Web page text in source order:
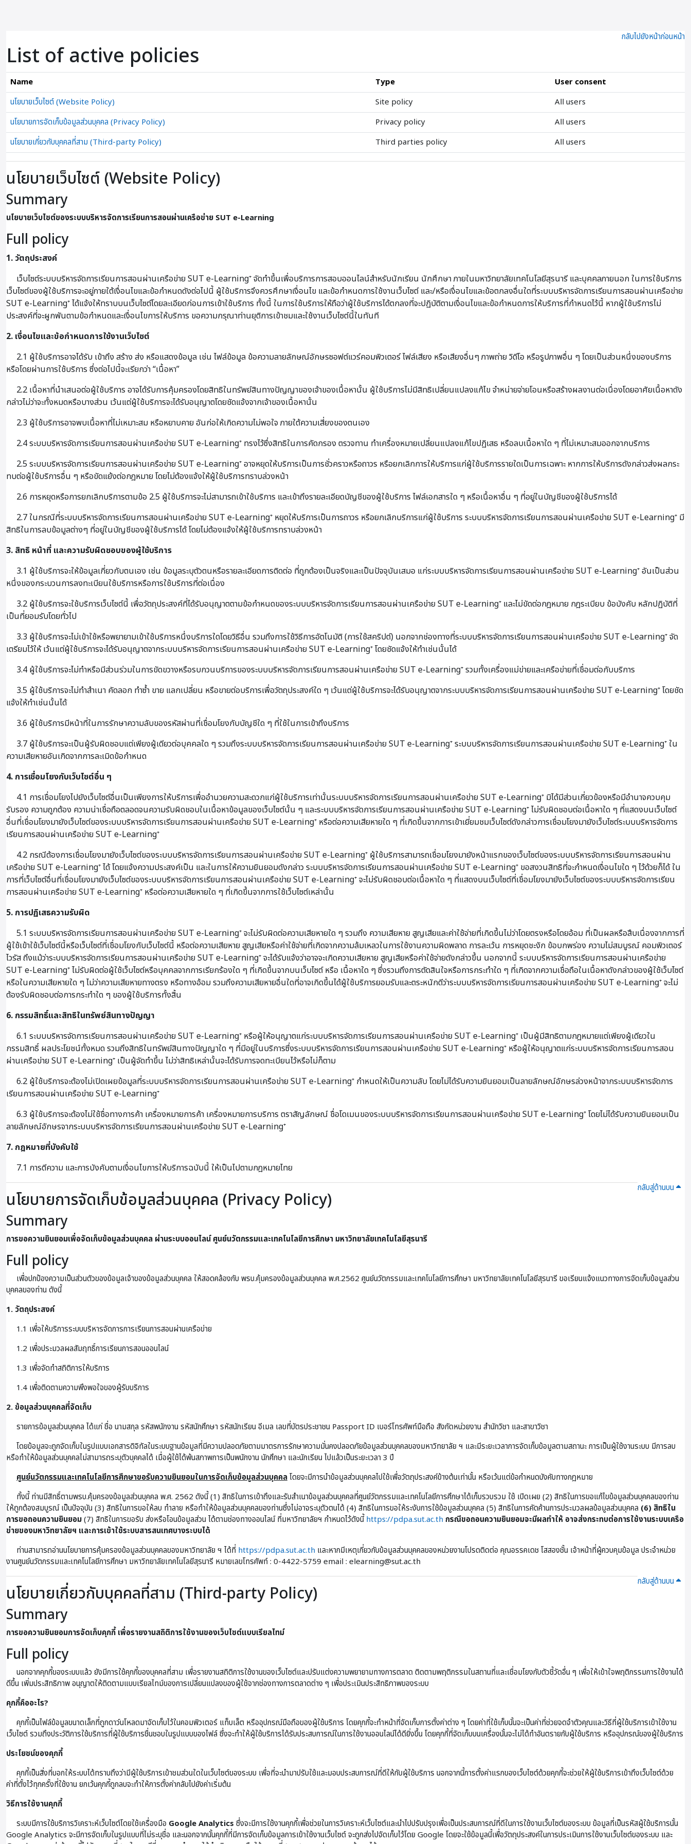
กลับไปยังหน้าก่อนหน้า
List of active policies
Name Type
User consent
นโยบายเว็บไซต์ (Website Policy)
Site policy
All users
นโยบายการจัดเก็บข้อมูลส่วนบุคคล (Privacy Policy)
Privacy policy
All users
นโยบายเกี่ยวกับบุคคลที่สาม (Third-party Policy)
Third parties policy All users
นโยบายเว็บไซต์ (Website Policy)
Summary
นโยบายเว็บไซต์ของระบบบริหารจัดการเรียนการสอนผ่านเครือข่าย SUT e-Learning
Full policy
1. วัตถุประสงค์
เว็บไซต์ระบบบริหารจัดการเรียนการสอนผ่านเครือข่าย SUT e-Learning⁺ จัดทำขึ้นเพื่อบริการการสอบออนไลน์สำหรับนักเรียน นักศึกษา ภายในมหาวิทยาลัยเทคโนโลยีสุรนารี และบุคคลภายนอก ในการใช้บริการ
เว็บไซต์ของผู้ใช้บริการจะอยู่ภายใต้เงื่อนไขและข้อกำหนดดังต่อไปนี้ ผู้ใช้บริการจึงควรศึกษาเงื่อนไข และข้อกำหนดการใช้งานเว็บไซต์ และ/หรือเงื่อนไขและข้อตกลงอื่นใดที่ระบบบริหารจัดการเรียนการสอนผ่านเครือข่าย
SUT e-Learning⁺ ได้แจ้งให้ทราบบนเว็บไซต์โดยละเอียดก่อนการเข้าใช้บริการ ทั้งนี้ ในการใช้บริการให้ถือว่าผู้ใช้บริการได้ตกลงที่จะปฏิบัติตามเงื่อนไขและข้อกำหนดการให้บริการที่กำหนดไว้นี้ หากผู้ใช้บริการไม่
ประสงค์ที่จะผูกพันตามข้อกำหนดและเงื่อนไขการให้บริการ ขอความกรุณาท่านยุติการเข้าชมและใช้งานเว็บไซต์นี้ในทันที
2. เงื่อนไขและข้อกำหนดการใช้งานเว็บไซต์
2.1 ผู้ใช้บริการอาจได้รับ เข้าถึง สร้าง ส่ง หรือแสดงข้อมูล เช่น ไฟล์ข้อมูล ข้อความลายลักษณ์อักษรซอฟต์แวร์คอมพิวเตอร์ ไฟล์เสียง หรือเสียงอื่นๆ ภาพถ่าย วิดีโอ หรือรูปภาพอื่น ๆ โดยเป็นส่วนหนึ่งของบริการ
หรือโดยผ่านการใช้บริการ ซึ่งต่อไปนี้จะเรียกว่า “เนื้อหา”
2.2 เนื้อหาที่นำเสนอต่อผู้ใช้บริการ อาจได้รับการคุ้มครองโดยสิทธิในทรัพย์สินทางปัญญาของเจ้าของเนื้อหานั้น ผู้ใช้บริการไม่มีสิทธิเปลี่ยนแปลงแก้ไข จำหน่ายจ่ายโอนหรือสร้างผลงานต่อเนื่องโดยอาศัยเนื้อหาดัง
กล่าวไม่ว่าจะทั้งหมดหรือบางส่วน เว้นแต่ผู้ใช้บริการจะได้รับอนุญาตโดยชัดแจ้งจากเจ้าของเนื้อหานั้น
2.3 ผู้ใช้บริการอาจพบเนื้อหาที่ไม่เหมาะสม หรือหยาบคาย อันก่อให้เกิดความไม่พอใจ ภายใต้ความเสี่ยงของตนเอง
2.4 ระบบบริหารจัดการเรียนการสอนผ่านเครือข่าย SUT e-Learning⁺ ทรงไว้ซึ่งสิทธิในการคัดกรอง ตรวจทาน ทำเครื่องหมายเปลี่ยนแปลงแก้ไขปฏิเสธ หรือลบเนื้อหาใด ๆ ที่ไม่เหมาะสมออกจากบริการ
2.5 ระบบบริหารจัดการเรียนการสอนผ่านเครือข่าย SUT e-Learning⁺ อาจหยุดให้บริการเป็นการชั่วคราวหรือถาวร หรือยกเลิกการให้บริการแก่ผู้ใช้บริการรายใดเป็นการเฉพาะ หากการให้บริการดังกล่าวส่งผลกระ
ทบต่อผู้ใช้บริการอื่น ๆ หรือขัดแย้งต่อกฎหมาย โดยไม่ต้องแจ้งให้ผู้ใช้บริการทราบล่วงหน้า
2.6 การหยุดหรือการยกเลิกบริการตามข้อ 2.5 ผู้ใช้บริการจะไม่สามารถเข้าใช้บริการ และเข้าถึงรายละเอียดบัญชีของผู้ใช้บริการ ไฟล์เอกสารใด ๆ หรือเนื้อหาอื่น ๆ ที่อยู่ในบัญชีของผู้ใช้บริการได้
2.7 ในกรณีที่ระบบบริหารจัดการเรียนการสอนผ่านเครือข่าย SUT e-Learning⁺ หยุดให้บริการเป็นการถาวร หรือยกเลิกบริการแก่ผู้ใช้บริการ ระบบบริหารจัดการเรียนการสอนผ่านเครือข่าย SUT e-Learning⁺ มี
สิทธิในการลบข้อมูลต่างๆ ที่อยู่ในบัญชีของผู้ใช้บริการได้ โดยไม่ต้องแจ้งให้ผู้ใช้บริการทราบล่วงหน้า
3. สิทธิ หน้าที่ และความรับผิดชอบของผู้ใช้บริการ
3.1 ผู้ใช้บริการจะให้ข้อมูลเกี่ยวกับตนเอง เช่น ข้อมูลระบุตัวตนหรือรายละเอียดการติดต่อ ที่ถูกต้องเป็นจริงและเป็นปัจจุบันเสมอ แก่ระบบบริหารจัดการเรียนการสอนผ่านเครือข่าย SUT e-Learning⁺ อันเป็นส่วน
หนึ่งของกระบวนการลงทะเบียนใช้บริการหรือการใช้บริการที่ต่อเนื่อง
3.2 ผู้ใช้บริการจะใช้บริการเว็บไซต์นี้ เพื่อวัตถุประสงค์ที่ได้รับอนุญาตตามข้อกำหนดของระบบบริหารจัดการเรียนการสอนผ่านเครือข่าย SUT e-Learning⁺ และไม่ขัดต่อกฎหมาย กฎระเบียบ ข้อบังคับ หลักปฏิบัติที่
เป็นที่ยอมรับโดยทั่วไป
3.3 ผู้ใช้บริการจะไม่เข้าใช้หรือพยายามเข้าใช้บริการหนึ่งบริการใดโดยวิธีอื่น รวมถึงการใช้วิธีการอัตโนมัติ (การใช้สคริปต์) นอกจากช่องทางที่ระบบบริหารจัดการเรียนการสอนผ่านเครือข่าย SUT e-Learning⁺ จัด
เตรียมไว้ให้ เว้นแต่ผู้ใช้บริการจะได้รับอนุญาตจากระบบบริหารจัดการเรียนการสอนผ่านเครือข่าย SUT e-Learning⁺ โดยชัดแจ้งให้ทำเช่นนั้นได้
3.4 ผู้ใช้บริการจะไม่ทำหรือมีส่วนร่วมในการขัดขวางหรือรบกวนบริการของระบบบริหารจัดการเรียนการสอนผ่านเครือข่าย SUT e-Learning⁺ รวมทั้งเครื่องแม่ข่ายและเครือข่ายที่เชื่อมต่อกับบริการ
3.5 ผู้ใช้บริการจะไม่ทำสำเนา คัดลอก ทำซ้ำ ขาย แลกเปลี่ยน หรือขายต่อบริการเพื่อวัตถุประสงค์ใด ๆ เว้นแต่ผู้ใช้บริการจะได้รับอนุญาตจากระบบบริหารจัดการเรียนการสอนผ่านเครือข่าย SUT e-Learning⁺ โดยชัด
แจ้งให้ทำเช่นนั้นได้
3.6 ผู้ใช้บริการมีหน้าที่ในการรักษาความลับของรหัสผ่านที่เชื่อมโยงกับบัญชีใด ๆ ที่ใช้ในการเข้าถึงบริการ
3.7 ผู้ใช้บริการจะเป็นผู้รับผิดชอบแต่เพียงผู้เดียวต่อบุคคลใด ๆ รวมถึงระบบบริหารจัดการเรียนการสอนผ่านเครือข่าย SUT e-Learning⁺ ระบบบริหารจัดการเรียนการสอนผ่านเครือข่าย SUT e-Learning⁺ ใน
ความเสียหายอันเกิดจากการละเมิดข้อกำหนด
4. การเชื่อมโยงกับเว็บไซต์อื่น ๆ
4.1 การเชื่อมโยงไปยังเว็บไซต์อื่นเป็นเพียงการให้บริการเพื่ออำนวยความสะดวกแก่ผู้ใช้บริการเท่านั้นระบบบริหารจัดการเรียนการสอนผ่านเครือข่าย SUT e-Learning⁺ มิได้มีส่วนเกี่ยวข้องหรือมีอำนาจควบคุม
รับรอง ความถูกต้อง ความน่าเชื่อถือตลอดจนความรับผิดชอบในเนื้อหาข้อมูลของเว็บไซต์นั้น ๆ และระบบบริหารจัดการเรียนการสอนผ่านเครือข่าย SUT e-Learning⁺ ไม่รับผิดชอบต่อเนื้อหาใด ๆ ที่แสดงบนเว็บไซต์
อื่นที่เชื่อมโยงมายังเว็บไซต์ของระบบบริหารจัดการเรียนการสอนผ่านเครือข่าย SUT e-Learning⁺ หรือต่อความเสียหายใด ๆ ที่เกิดขึ้นจากการเข้าเยี่ยมชมเว็บไซต์ดังกล่าวการเชื่อมโยงมายังเว็บไซต์ระบบบริหารจัดการ
เรียนการสอนผ่านเครือข่าย SUT e-Learning⁺
4.2 กรณีต้องการเชื่อมโยงมายังเว็บไซต์ของระบบบริหารจัดการเรียนการสอนผ่านเครือข่าย SUT e-Learning⁺ ผู้ใช้บริการสามารถเชื่อมโยงมายังหน้าแรกของเว็บไซต์ของระบบบริหารจัดการเรียนการสอนผ่าน
เครือข่าย SUT e-Learning⁺ ได้ โดยแจ้งความประสงค์เป็น และในการให้ความยินยอมดังกล่าว ระบบบริหารจัดการเรียนการสอนผ่านเครือข่าย SUT e-Learning⁺ ขอสงวนสิทธิที่จะกำหนดเงื่อนไขใด ๆ ไว้ด้วยก็ได้ ใน
การที่เว็บไซต์อื่นที่เชื่อมโยงมายังเว็บไซต์ของระบบบริหารจัดการเรียนการสอนผ่านเครือข่าย SUT e-Learning⁺ จะไม่รับผิดชอบต่อเนื้อหาใด ๆ ที่แสดงบนเว็บไซต์ที่เชื่อมโยงมายังเว็บไซต์ของระบบบริหารจัดการเรียน
การสอนผ่านเครือข่าย SUT e-Learning⁺ หรือต่อความเสียหายใด ๆ ที่เกิดขึ้นจากการใช้เว็บไซต์เหล่านั้น
5. การปฏิเสธความรับผิด
5.1 ระบบบริหารจัดการเรียนการสอนผ่านเครือข่าย SUT e-Learning⁺ จะไม่รับผิดต่อความเสียหายใด ๆ รวมถึง ความเสียหาย สูญเสียและค่าใช้จ่ายที่เกิดขึ้นไม่ว่าโดยตรงหรือโดยอ้อม ที่เป็นผลหรือสืบเนื่องจากการที่
ผู้ใช้เข้าใช้เว็บไซต์นี้หรือเว็บไซต์ที่เชื่อมโยงกับเว็บไซต์นี้ หรือต่อความเสียหาย สูญเสียหรือค่าใช้จ่ายที่เกิดจากความล้มเหลวในการใช้งานความผิดพลาด การละเว้น การหยุดชะงัก ข้อบกพร่อง ความไม่สมบูรณ์ คอมพิวเตอร์
ไวรัส ถึงแม้ว่าระบบบริหารจัดการเรียนการสอนผ่านเครือข่าย SUT e-Learning⁺ จะได้รับแจ้งว่าอาจจะเกิดความเสียหาย สูญเสียหรือค่าใช้จ่ายดังกล่าวขึ้น นอกจากนี้ ระบบบริหารจัดการเรียนการสอนผ่านเครือข่าย
SUT e-Learning⁺ ไม่รับผิดต่อผู้ใช้เว็บไซต์หรือบุคคลจากการเรียกร้องใด ๆ ที่เกิดขึ้นจากบนเว็บไซต์ หรือ เนื้อหาใด ๆ ซึ่งรวมถึงการตัดสินใจหรือการกระทำใด ๆ ที่เกิดจากความเชื่อถือในเนื้อหาดังกล่าวของผู้ใช้เว็บไซต์
หรือในความเสียหายใด ๆ ไม่ว่าความเสียหายทางตรง หรือทางอ้อม รวมถึงความเสียหายอื่นใดที่อาจเกิดขึ้นได้ผู้ใช้บริการยอมรับและตระหนักดีว่าระบบบริหารจัดการเรียนการสอนผ่านเครือข่าย SUT e-Learning⁺ จะไม่
ต้องรับผิดชอบต่อการกระทำใด ๆ ของผู้ใช้บริการทั้งสิ้น
6. กรรมสิทธิ์และสิทธิในทรัพย์สินทางปัญญา
6.1 ระบบบริหารจัดการเรียนการสอนผ่านเครือข่าย SUT e-Learning⁺ หรือผู้ให้อนุญาตแก่ระบบบริหารจัดการเรียนการสอนผ่านเครือข่าย SUT e-Learning⁺ เป็นผู้มีสิทธิตามกฎหมายแต่เพียงผู้เดียวใน
กรรมสิทธิ์ ผลประโยชน์ทั้งหมด รวมถึงสิทธิในทรัพย์สินทางปัญญาใด ๆ ที่มีอยู่ในบริการซึ่งระบบบริหารจัดการเรียนการสอนผ่านเครือข่าย SUT e-Learning⁺ หรือผู้ให้อนุญาตแก่ระบบบริหารจัดการเรียนการสอน
ผ่านเครือข่าย SUT e-Learning⁺ เป็นผู้จัดทำขึ้น ไม่ว่าสิทธิเหล่านั้นจะได้รับการจดทะเบียนไว้หรือไม่ก็ตาม
6.2 ผู้ใช้บริการจะต้องไม่เปิดเผยข้อมูลที่ระบบบริหารจัดการเรียนการสอนผ่านเครือข่าย SUT e-Learning⁺ กำหนดให้เป็นความลับ โดยไม่ได้รับความยินยอมเป็นลายลักษณ์อักษรล่วงหน้าจากระบบบริหารจัดการ
เรียนการสอนผ่านเครือข่าย SUT e-Learning⁺
6.3 ผู้ใช้บริการจะต้องไม่ใช้ชื่อทางการค้า เครื่องหมายการค้า เครื่องหมายการบริการ ตราสัญลักษณ์ ชื่อโดเมนของระบบบริหารจัดการเรียนการสอนผ่านเครือข่าย SUT e-Learning⁺ โดยไม่ได้รับความยินยอมเป็น
ลายลักษณ์อักษรจากระบบบริหารจัดการเรียนการสอนผ่านเครือข่าย SUT e-Learning⁺
7. กฎหมายที่บังคับใช้
7.1 การตีความ และการบังคับตามเงื่อนไขการให้บริการฉบับนี้ ให้เป็นไปตามกฎหมายไทย
กลับสู่ด้านบน
นโยบายการจัดเก็บข้อมูลส่วนบุคคล (Privacy Policy)
Summary
การขอความยินยอมเพื่อจัดเก็บข้อมูลส่วนบุคคล ผ่านระบบออนไลน์ศูนย์นวัตกรรมและเทคโนโลยีการศึกษา มหาวิทยาลัยเทคโนโลยีสุรนารี
Full policy
เพื่อปกป้องความเป็นส่วนตัวของข้อมูลเจ้าของข้อมูลส่วนบุคคล ให้สอดคล้องกับ พรบ.คุ้มครองข้อมูลส่วนบุคคล พ.ศ.2562 ศูนย์นวัตกรรมและเทคโนโลยีการศึกษา มหาวิทยาลัยเทคโนโลยีสุรนารี ขอเรียนแจ้งแนวทางการจัดเก็บข้อมูลส่วน
บุคคลของท่าน ดังนี้
1. วัตถุประสงค์
1.1 เพื่อให้บริการระบบบริหารจัดการการเรียนการสอนผ่านเครือข่าย
1.2 เพื่อประมวลผลสัมฤทธิ์การเรียนการสอนออนไลน์
1.3 เพื่อจัดทำสถิติการให้บริการ
1.4 เพื่อติดตามความพึงพอใจของผู้รับบริการ
2. ข้อมูลส่วนบุคคลที่จัดเก็บ
รายการข้อมูลส่วนบุคคล ได้แก่ ชื่อ นามสกุล รหัสพนักงาน รหัสนักศึกษา รหัสนักเรียน อีเมล เลขที่บัตรประชาชน Passport ID เบอร์โทรศัพท์มือถือ สังกัดหน่วยงาน สำนักวิชา และสาขาวิชา
โดยข้อมูลจะถูกจัดเก็บในรูปแบบเอกสารดิจิทัลในระบบฐานข้อมูลที่มีความปลอดภัยตามมาตรการรักษาความมั่นคงปลอดภัยข้อมูลส่วนบุคคลของมหาวิทยาลัย ฯ และมีระยะเวลาการจัดเก็บข้อมูลตามสถานะ การเป็นผู้ใช้งานระบบ มีการลบ
หรือทำให้ข้อมูลส่วนบุคคลไม่สามารถระบุตัวบุคคลได้ เมื่อผู้ใช้ได้พ้นสภาพการเป็นพนักงาน นักศึกษา และนักเรียน ไปแล้วเป็นระยะเวลา 3 ปี
ศูนย์นวัตกรรมและเทคโนโลยีการศึกษาขอรับความยินยอมในการจัดเก็บข้อมูลส่วนบุคคลโดยจะมีการนำข้อมูลส่วนบุคคลไปใช้เพื่อวัตถุประสงค์ข้างต้นเท่านั้น หรือเว้นแต่ข้อกำหนดบังคับทางกฎหมาย
ทั้งนี้ ท่านมีสิทธิ์ตามพรบ.คุ้มครองข้อมูลส่วนบุคคล พ.ศ. 2562 ดังนี้ (1) สิทธิในการเข้าถึงและรับสำเนาข้อมูลส่วนบุคคลที่ศูนย์วัตกรรมและเทคโนโลยีการศึกษาได้เก็บรวบรวม ใช้ เปิดเผย (2) สิทธิในการขอแก้ไขข้อมูลส่วนบุคคลของท่าน
ให้ถูกต้องสมบูรณ์ เป็นปัจจุบัน (3) สิทธิในการขอให้ลบ ทำลาย หรือทำให้ข้อมูลส่วนบุคคลของท่านซึ่งไม่อาจระบุตัวตนได้ (4) สิทธิในการขอให้ระงับการใช้ข้อมูลส่วนบุคคล (5) สิทธิในการคัดค้านการประมวลผลข้อมูลส่วนบุคคล (6) สิทธิใน
การขอถอนความยินยอม(7) สิทธิในการขอรับ ส่งหรือโอนข้อมูลส่วน ได้ตามช่องทางออนไลน์ ที่มหาวิทยาลัยฯ กำหนดไว้ดังนี้ https://pdpa.sut.ac.th กรณีขอถอนความยินยอมจะมีผลทำให้ อาจส่งกระทบต่อการใช้งานระบบเครือ
ข่ายของมหาวิทยาลัยฯ และการเข้าใช้ระบบสารสนเทศบางระบบได้
ท่านสามารถอ่านนโยบายการคุ้มครองข้อมูลส่วนบุคคลของมหาวิทยาลัย ฯ ได้ที่ https://pdpa.sut.ac.th และหากมีเหตุเกี่ยวกับข้อมูลส่วนบุคคลของหน่วยงานโปรดติดต่อ คุณอรรคเดช โสสองชั้น เจ้าหน้าที่ผู้ควบคุมข้อมูล ประจําหน่วย
งานศูนย์นวัตกรรมและเทคโนโลยีการศึกษา มหาวิทยาลัยเทคโนโลยีสุรนารี หมายเลขโทรศัพท์ : 0-4422-5759 email : elearning@sut.ac.th
กลับสู่ด้านบน
นโยบายเกี่ยวกับบุคคลที่สาม (Third-party Policy)
Summary
การขอความยินยอมการจัดเก็บคุกกี้ เพื่อรายงานสถิติการใช้งานของเว็บไซต์แบบเรียลไทม์
Full policy
นอกจากคุกกี้ของระบบแล้ว ยังมีการใช้คุกกี้ของบุคคลที่สาม เพื่อรายงานสถิติการใช้งานของเว็บไซต์และปรับแต่งความพยายามทางการตลาด ติดตามพฤติกรรมในสถานที่และเชื่อมโยงกับตัวชี้วัดอื่น ๆ เพื่อให้เข้าใจพฤติกรรมการใช้งานได้
ดีขึ้น เพิ่มประสิทธิภาพ อนุญาตให้ติดตามแบบเรียลไทม์ของการเปลี่ยนแปลงของผู้ใช้จากช่องทางการตลาดต่าง ๆ เพื่อประเมินประสิทธิภาพของระบบ
คุกกี้คืออะไร?
คุกกี้เป็นไฟล์ข้อมูลขนาดเล็กที่ถูกดาว์นโหลดมาจัดเก็บไว้ในคอมพิวเตอร์ แท็บเล็ต หรืออุปกรณ์มือถือของผู้ใช้บริการ โดยคุกกี้จะทำหน้าที่จัดเก็บการตั้งค่าต่าง ๆ โดยค่าที่ใช้เก็บนั้นจะเป็นค่าที่ช่วยจดจำตัวคุณและวิธีที่ผู้ใช้บริการเข้าใช้งาน
เว็บไซต์ รวมถึงประวัติการใช้บริการที่ผู้ใช้บริการชื่นชอบในรูปแบบของไฟล์ ซึ่งจะทำให้ผู้ใช้บริการได้รับประสบการณ์ในการใช้งานออนไลน์ได้ดียิ่งขึ้น โดยคุกกี้ที่จัดเก็บบนเครื่องนั้นจะไม่ได้ทำอันตรายกับผู้ใช้บริการ หรืออุปกรณ์ของผู้ใช้บริการ
ประโยชน์ของคุกกี้
คุกกี้เป็นสิ่งที่บอกให้ระบบได้ทราบถึงว่ามีผู้ใช้บริการเข้าชมส่วนใดในเว็บไซต์ของระบบ เพื่อที่จะนำมาปรับใช้และมอบประสบการณ์ที่ดีให้กับผู้ใช้บริการ นอกจากนี้การตั้งค่าแรกของเว็บไซต์ด้วยคุกกี้จะช่วยให้ผู้ใช้บริการเข้าถึงเว็บไซต์ด้วย
ค่าที่ตั้งไว้ทุกครั้งที่ใช้งาน ยกเว้นคุกกี้ถูกลบจะทำให้การตั้งค่ากลับไปยังค่าเริ่มต้น
วิธีการใช้งานคุกกี้
ระบบมีการใช้บริการวิเคราะห์เว็บไซต์โดยใช้เครื่องมือ Google Analytics ซึ่งจะมีการใช้งานคุกกี้เพื่อช่วยในการวิเคราะห์เว็บไซต์และนำไปปรับปรุงเพื่อเป็นประสบการณ์ที่ดีในการใช้งานเว็บไซต์ของระบบ ข้อมูลที่เป็นรหัสผู้ใช้บริการนั้น
Google Analytics จะมีการจัดเก็บในรูปแบบที่ไม่ระบุชื่อ และนอกจากนั้นคุกกี้ที่มีการจัดเก็บข้อมูลการเข้าใช้งานเว็บไซต์ จะถูกส่งไปจัดเก็บไว้โดย Google โดยจะใช้ข้อมูลนี้เพื่อวัตถุประสงค์ในการประเมินการใช้งานเว็บไซต์ของระบบ และ